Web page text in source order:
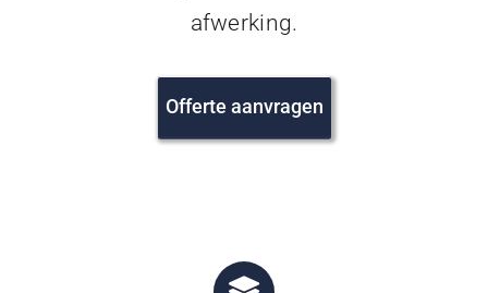
afwerking.
Offerte aanvragen